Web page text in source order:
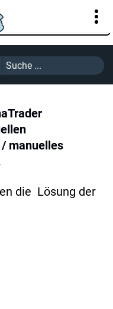
manuelles
die Lösung der